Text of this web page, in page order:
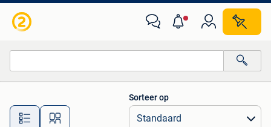
Alle afstanden…
Sorteer op